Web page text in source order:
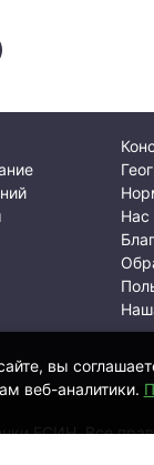
вы
веб-аналитики.
Нас
ЕСИН. Все